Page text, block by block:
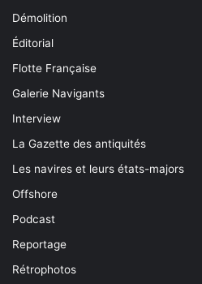
Démolition
Éditorial
Flotte Française
Galerie Navigants
Interview
La Gazette des antiquités
Les navires et leurs états-majors
Offshore
Podcast
Reportage
Rétrophotos